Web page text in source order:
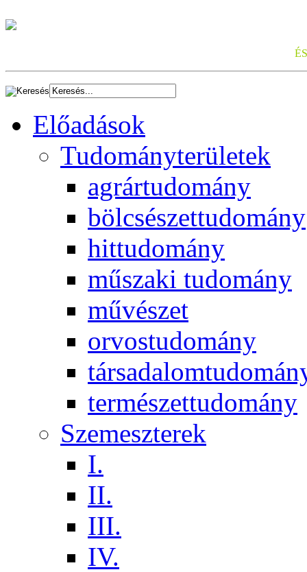
Előadások
Tudományterületek
agrártudomány
bölcsészettudomány
hittudomány
műszaki tudomány
művészet
orvostudomány
természettudomány
Szemeszterek
I.
II.
III.
IV.